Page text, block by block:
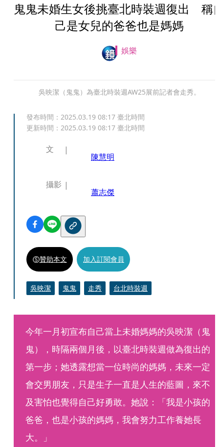
鬼鬼未婚生女後挑臺北時裝週復出 稱
己是女兒的爸爸也是媽媽
娛樂
吳映潔（鬼鬼）為臺北時裝週AW25展前記者會走秀。
發布時間： 2025.03.19 08:17 臺北時間
更新時間： 2025.03.19 08:17 臺北時間
文
陳慧明
攝影
蕭志傑
贊助本文 加入訂閱會員
吳映潔 鬼鬼 走秀 台北時裝週
今年一月初宣布自己當上未婚媽媽的吳映潔（鬼
鬼），時隔兩個月後，以臺北時裝週做為復出的
第一步；她透露想當一位時尚的媽媽，未來一定
會交男朋友，只是生子一直是人生的藍圖，來不
及害怕也覺得自己好勇敢。她說：「我是小孩的
爸爸，也是小孩的媽媽，我會努力工作養她長
大。」